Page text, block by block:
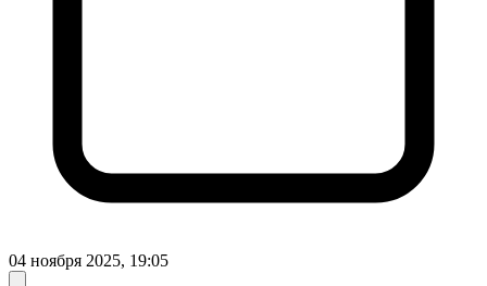
04 ноября 2025, 19:05